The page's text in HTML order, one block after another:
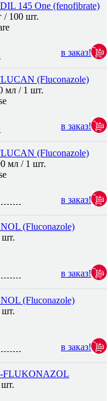
145 One (fenofibrate)
/ 100 шт.
в заказ!
(Fluconazole)
мл / 1 шт.
в заказ!
(Fluconazole)
мл / 1 шт.
в заказ!
(Fluconazole)
шт.
в заказ!
(Fluconazole)
шт.
в заказ!
шт.